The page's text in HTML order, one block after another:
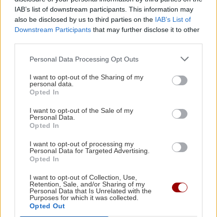
IAB’s list of downstream participants. This information may
also be disclosed by us to third parties on the IAB’s List of
Downstream Participants that may further disclose it to other
Personal Data Processing Opt Outs
I want to opt-out of the Sharing of my
personal data.
Opted In
I want to opt-out of the Sale of my
Personal Data.
Opted In
I want to opt-out of processing my
Personal Data for Targeted Advertising.
Opted In
I want to opt-out of Collection, Use,
Retention, Sale, and/or Sharing of my
Personal Data that Is Unrelated with the
Purposes for which it was collected.
Opted Out
ΥΓΕΙΑ
Ιός Δυτικού Νείλου: Τα "καμπανάκια" των
συμπτωμάτων - Τα μέτρα προστασίας μέχρι
τον Οκτώβριο
ΟΦΗ: Συμφωνία με τον Ιταλό αμυντικό
Λορέντσο Ντίκμαν – Την Κυριακή στο
Ηράκλειο για τις υπογραφές
ΙΣΑ: Ζητάει άμεση αναστολή της
υποχρεωτικής καταχώρισης διαγνωστικών
εξετάσεων στο Ψηφιακό Αποθετήριο
ΚΡΗΤΗ
Όλες οι ειδήσεις
ΠΕΡΙΣΣΟΤΕΡΑ